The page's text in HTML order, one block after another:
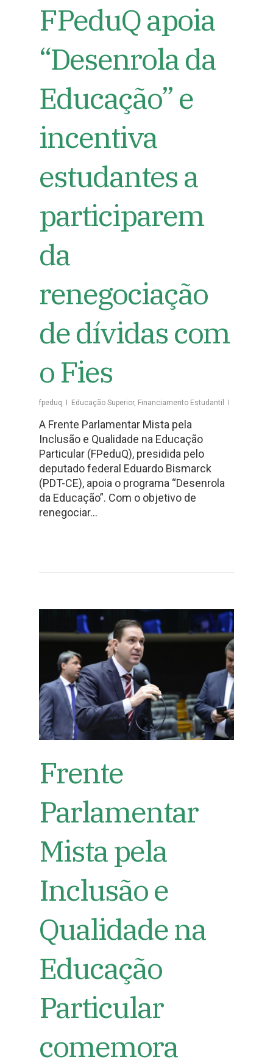
FPeduQ apoia
“Desenrola da
Educação” e
incentiva
estudantes a
participarem
da
renegociação
de dívidas com
o Fies
fpeduq Educação Superior, Financiamento Estudantil
A Frente Parlamentar Mista pela
Inclusão e Qualidade na Educação
Particular (FPeduQ), presidida pelo
deputado federal Eduardo Bismarck
(PDT-CE), apoia o programa “Desenrola
da Educação”. Com o objetivo de
renegociar…
Frente
Parlamentar
Mista pela
Inclusão e
Qualidade na
Educação
Particular
comemora